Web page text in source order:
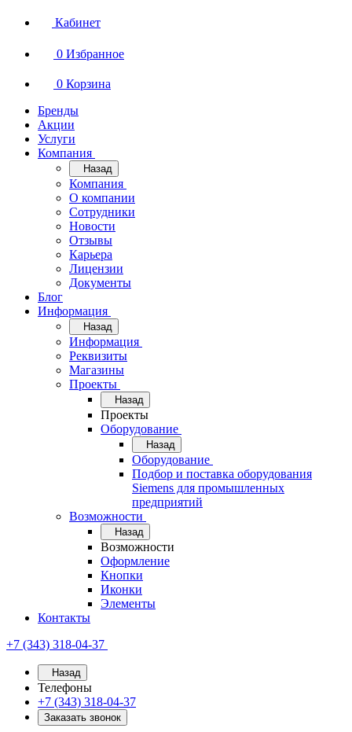
Кабинет
0 Избранное
0 Корзина
Бренды
Акции
Услуги
Компания
Назад
Компания
О компании
Сотрудники
Новости
Отзывы
Карьера
Лицензии
Документы
Блог
Информация
Назад
Информация
Реквизиты
Магазины
Проекты
Назад
Проекты
Оборудование
Назад
Оборудование
Подбор и поставка оборудования
Siemens для промышленных
предприятий
Возможности
Назад
Возможности
Оформление
Кнопки
Иконки
Элементы
Контакты
+7 (343) 318-04-37
Назад
Телефоны
+7 (343) 318-04-37
Заказать звонок